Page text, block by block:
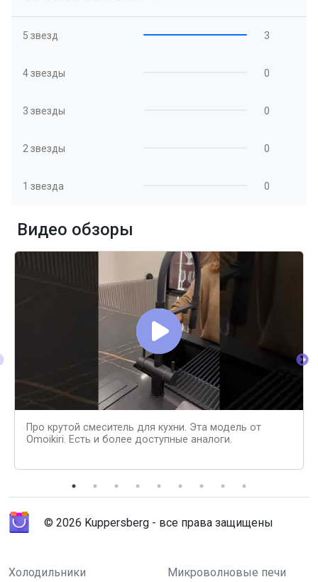
5 звезд 3
4 звезды 0
3 звезды 0
2 звезды 0
1 звезда 0
Видео обзоры
Про крутой смеситель для кухни. Эта модель от
Omoikiri. Есть и более доступные аналоги.
© 2026 Kuppersberg - все права защищены
Холодильники Микроволновые печи